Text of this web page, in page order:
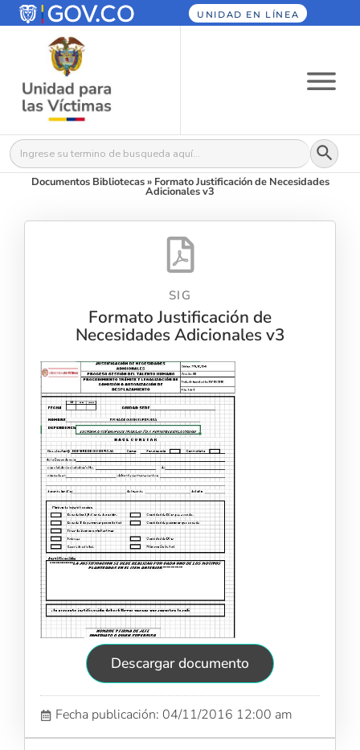
UNIDAD EN LÍNEA
Buscar: Botón
Documentos Bibliotecas» Formato Justificación de Necesidades
Adicionales v3
SIG
Formato Justificación de
Necesidades Adicionales v3
Descargar documento
Fecha publicación: 04/11/2016 12:00 am